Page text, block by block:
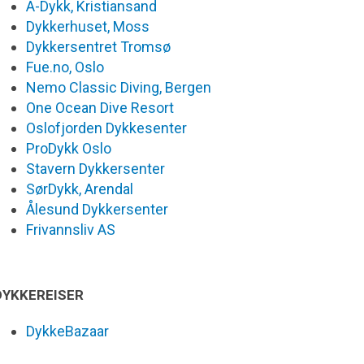
A-Dykk, Kristiansand
Dykkerhuset, Moss
Dykkersentret Tromsø
Fue.no, Oslo
Nemo Classic Diving, Bergen
One Ocean Dive Resort
Oslofjorden Dykkesenter
ProDykk Oslo
Stavern Dykkersenter
SørDykk, Arendal
Ålesund Dykkersenter
Frivannsliv AS
DykkeBazaar